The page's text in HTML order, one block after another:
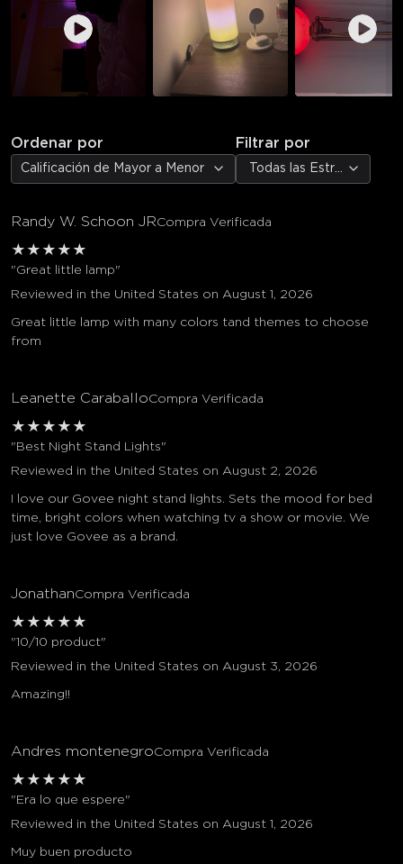
Ordenar por
Calificación de Mayor a Menor
Filtrar por
Todas las Estrellas
Randy W. Schoon JRCompra Verificada
★ ★ ★ ★ ★
"Great little lamp"
Reviewed in the United States on August 1, 2026
Great little lamp with many colors tand themes to choose
from
Leanette CaraballoCompra Verificada
★ ★ ★ ★ ★
"Best Night Stand Lights"
Reviewed in the United States on August 2, 2026
I love our Govee night stand lights. Sets the mood for bed
time, bright colors when watching tv a show or movie. We
just love Govee as a brand.
JonathanCompra Verificada
★ ★ ★ ★ ★
"10/10 product"
Reviewed in the United States on August 3, 2026
Amazing!!
Andres montenegroCompra Verificada
★ ★ ★ ★ ★
"Era lo que espere"
Reviewed in the United States on August 1, 2026
Muy buen producto